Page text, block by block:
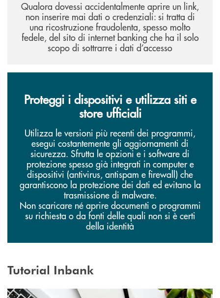
Qualora dovessi accidentalmente aprire un link,
non inserire mai dati o credenziali: si tratta di
una ricostruzione fraudolenta, spesso molto
fedele, del sito di internet banking che ha il solo
scopo di sottrarre i dati d’accesso
Proteggi i dispositivi e utilizza siti e
store ufficiali
Utilizza le versioni più recenti dei programmi,
esegui costantemente gli aggiornamenti di
sicurezza. Sfrutta le opzioni e i software di
protezione spesso già integrati in computer e
dispositivi (antivirus, antispam e firewall) che
garantiscono la protezione dei dati ed evitano la
trasmissione di malware.
Non scaricare né aprire documenti o programmi
su richiesta o da fonti delle quali non si è certi
della identità
Tutorial Inbank